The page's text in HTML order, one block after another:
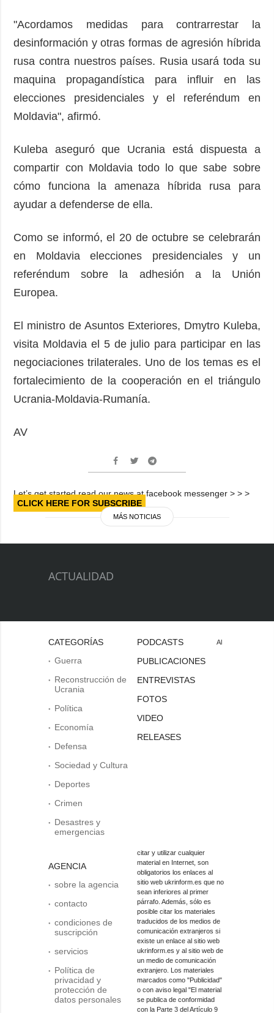
"Acordamos medidas para contrarrestar la
desinformación y otras formas de agresión híbrida
rusa contra nuestros países. Rusia usará toda su
maquina propagandística para influir en las
elecciones presidenciales y el referéndum en
Moldavia", afirmó.
Kuleba aseguró que Ucrania está dispuesta a
compartir con Moldavia todo lo que sabe sobre
cómo funciona la amenaza híbrida rusa para
ayudar a defenderse de ella.
Como se informó, el 20 de octubre se celebrarán
en Moldavia elecciones presidenciales y un
referéndum sobre la adhesión a la Unión
Europea.
El ministro de Asuntos Exteriores, Dmytro Kuleba,
visita Moldavia el 5 de julio para participar en las
negociaciones trilaterales. Uno de los temas es el
fortalecimiento de la cooperación en el triángulo
Ucrania-Moldavia-Rumanía.
AV
Let’s get started read our news at facebook messenger > > >
CLICK HERE FOR SUBSCRIBE
MÁS NOTICIAS
ACTUALIDAD
CATEGORÍAS
Guerra
Reconstrucción de
Ucrania
Política
Economía
Defensa
Sociedad y Cultura
Deportes
Crimen
Desastres y
emergencias
AGENCIA
sobre la agencia
contacto
condiciones de
suscripción
servicios
Política de
privacidad y
protección de
datos personales
PODCASTS
PUBLICACIONES
ENTREVISTAS
FOTOS
VIDEO
RELEASES
Al
citar y utilizar cualquier
material en Internet, son
obligatorios los enlaces al
sitio web ukrinform.es que no
sean inferiores al primer
párrafo. Además, sólo es
posible citar los materiales
traducidos de los medios de
comunicación extranjeros si
existe un enlace al sitio web
ukrinform.es y al sitio web de
un medio de comunicación
extranjero. Los materiales
marcados como "Publicidad"
o con aviso legal "El material
se publica de conformidad
con la Parte 3 del Artículo 9